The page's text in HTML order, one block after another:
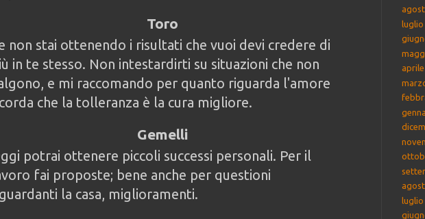
Toro
non stai ottenendo i risultati che vuoi devi credere di
in te stesso. Non intestardirti su situazioni che non
e mi raccomando per quanto riguarda l'amore
che la tolleranza è la cura migliore.
Gemelli
potrai ottenere piccoli successi personali. Per il
fai proposte; bene anche per questioni
la casa, miglioramenti.
luglio
luglio